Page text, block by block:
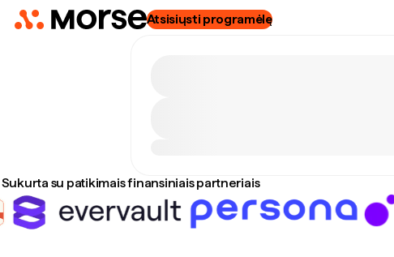
Atsisiųsti programėlę
Sukurta su patikimais finansiniais partneriais